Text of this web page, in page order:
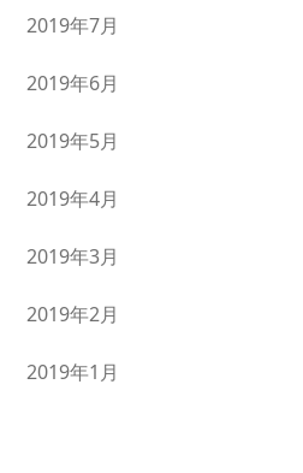
2019年7月
2019年6月
2019年5月
2019年4月
2019年3月
2019年2月
2019年1月